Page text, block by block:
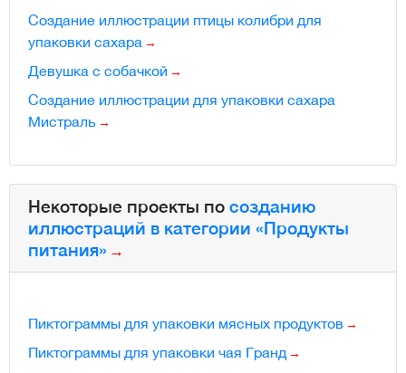
Создание иллюстрации птицы колибри для
упаковки сахара
Девушка с собачкой
Создание иллюстрации для упаковки сахара
Мистраль
Некоторые проекты по созданию
иллюстраций в категории «Продукты
питания»
Пиктограммы для упаковки мясных продуктов
Пиктограммы для упаковки чая Гранд